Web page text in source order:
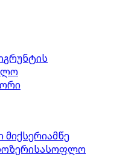
გრუნტის
მიქსერიამწე
სასოფლო